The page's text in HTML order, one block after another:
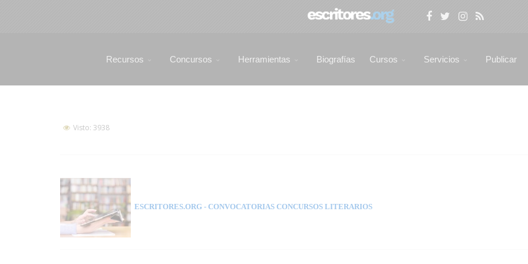
Recursos Concursos Herramientas Biografías Cursos Servicios Publicar
Visto: 3938
ESCRITORES.ORG - CONVOCATORIAS CONCURSOS LITERARIOS